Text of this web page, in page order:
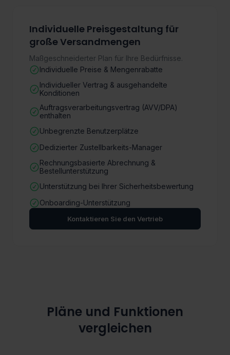
Individuelle Preisgestaltung für
große Versandmengen
Maßgeschneiderter Plan für Ihre Bedürfnisse.
Individuelle Preise & Mengenrabatte
Individueller Vertrag & ausgehandelte
Konditionen
Auftragsverarbeitungsvertrag (AVV/DPA)
enthalten
Unbegrenzte Benutzerplätze
Dedizierter Zustellbarkeits-Manager
Rechnungsbasierte Abrechnung &
Bestellunterstützung
Unterstützung bei Ihrer Sicherheitsbewertung
Onboarding-Unterstützung
Kontaktieren Sie den Vertrieb
Pläne und Funktionen
vergleichen